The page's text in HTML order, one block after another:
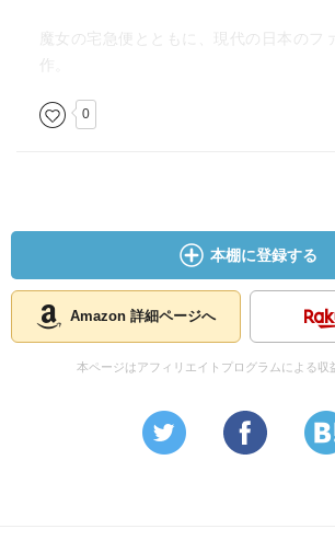
魔女の宅急便とともに、現代の日本のフ
作。
0
本棚に登録する
Amazon 詳細ページへ
本ページはアフィリエイトプログラムによる収